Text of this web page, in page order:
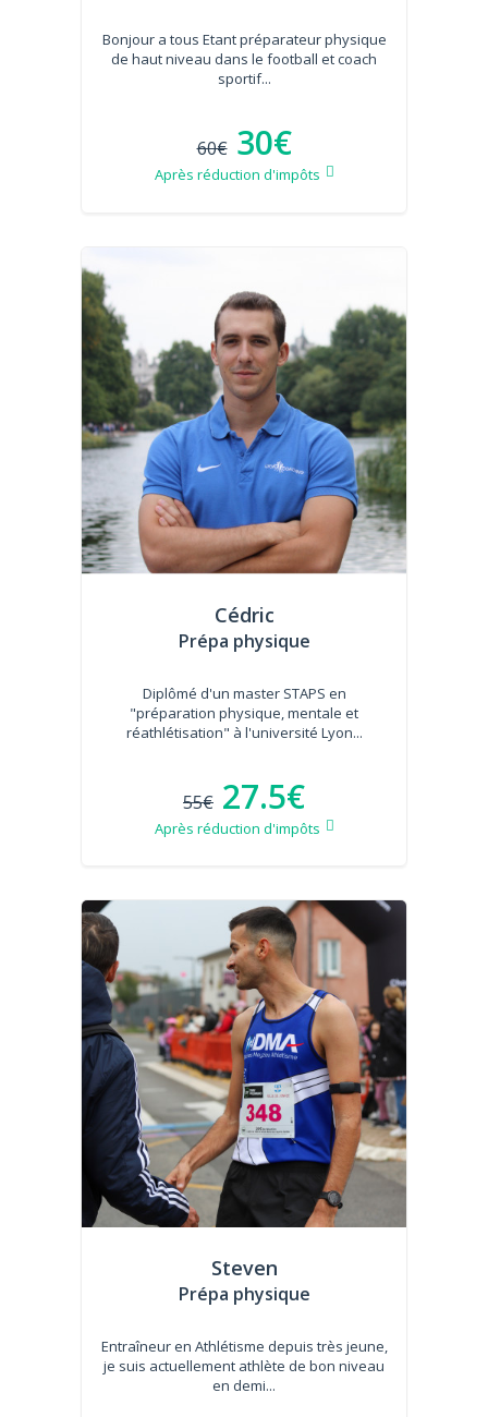
Bonjour a tous Etant préparateur physique
de haut niveau dans le football et coach
sportif...
60€ 30€
Après réduction d'impôts
Cédric
Prépa physique
Diplômé d'un master STAPS en
"préparation physique, mentale et
réathlétisation" à l'université Lyon...
55€ 27.5€
Après réduction d'impôts
Steven
Prépa physique
Entraîneur en Athlétisme depuis très jeune,
je suis actuellement athlète de bon niveau
en demi...